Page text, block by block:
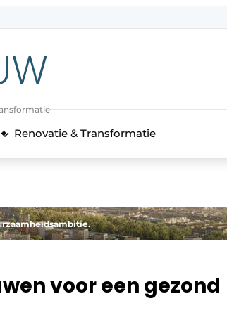
Renovatie & Transformatie
voor een gezond